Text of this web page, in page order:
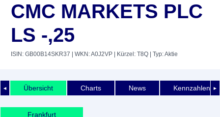
CMC MARKETS PLC
LS -,25
ISIN: GB00B14SKR37 | WKN: A0J2VP | Kürzel: T8Q | Typ: Aktie
◄ ►
Übersicht Charts News Kennzahlen
Frankfurt